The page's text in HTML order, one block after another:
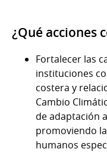
¿Qué acciones
Fortalecer las
instituciones
costera y
Cambio
de adaptación
promoviendo
humanos